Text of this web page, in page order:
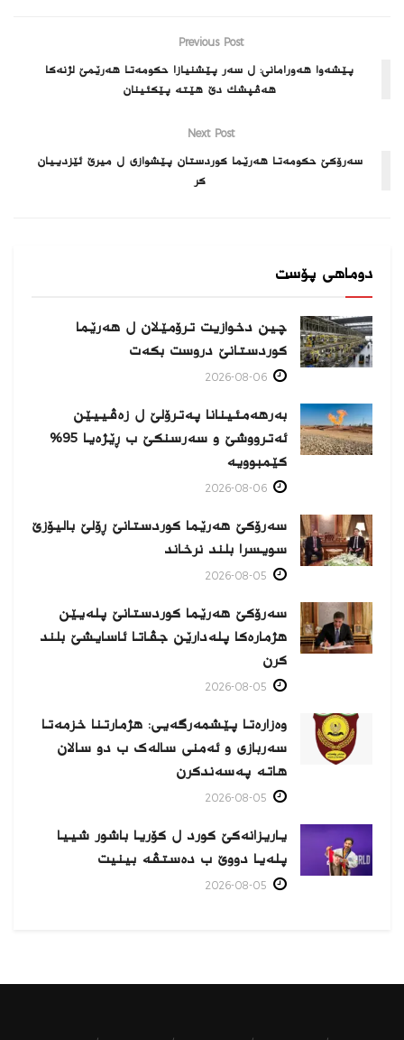
Previous Post
پێشەوا هەورامانی: ل سه‌ر پێشنیازا حكومه‌تا هه‌رێمێ لژنه‌كا
هه‌ڤپشك دێ هێته‌ پێكئینان
Next Post
سەرۆکێ حکومەتا هەرێما کوردستان پێشوازی ل میرێ ئێزدییان
كر
دوماهی پۆست
چین دخوازیت ترۆمێلان ل هەرێما
كوردستانێ دروست بكەت
بەرهەمئینانا په‌ترۆلێ ل زه‌ڤییێن
ئەترووشێ و سەرسنكێ ب ڕێژەیا 95%
كێمبوویە
سەرۆکێ هەرێما کوردستانێ ڕۆلێ بالیۆزێ
سویسرا بلند نرخاند
سەرۆکێ هەرێما کوردستانێ پلەیێن
هژمارەكا پلەدارێن جڤاتا ئاسایشێ بلند
كرن
وەزارەتا پێشمەرگەیی: هژمارتنا خزمەتا
سەربازی و ئەمنی سالەک ب دو سالان
هاتە پەسەندكرن
یاریزانەكێ کورد ل کۆریا باشور شییا
پلەیا دووێ ب دەستڤە بینیت